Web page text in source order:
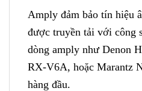
Amply đảm bảo tín hiệu
được truyền tải với công
dòng amply như Denon
RX-V6A, hoặc Marantz
hàng đầu.